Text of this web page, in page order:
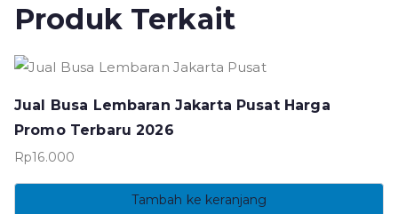
Produk Terkait
Jual Busa Lembaran Jakarta Pusat Harga
Promo Terbaru 2026
Rp16.000
Tambah ke keranjang